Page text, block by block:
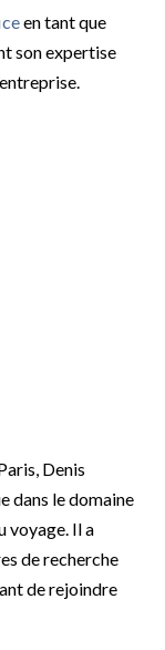
en tant que
son expertise
Denis
dans le domaine
voyage. Il a
de recherche
de rejoindre